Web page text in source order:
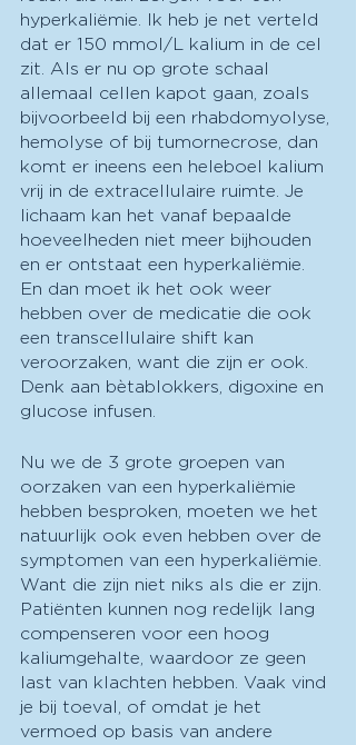
hyperkaliëmie. Ik heb je net verteld
dat er 150 mmol/L kalium in de cel
zit. Als er nu op grote schaal
allemaal cellen kapot gaan, zoals
bijvoorbeeld bij een rhabdomyolyse,
hemolyse of bij tumornecrose, dan
komt er ineens een heleboel kalium
vrij in de extracellulaire ruimte. Je
lichaam kan het vanaf bepaalde
hoeveelheden niet meer bijhouden
en er ontstaat een hyperkaliëmie.
En dan moet ik het ook weer
hebben over de medicatie die ook
een transcellulaire shift kan
veroorzaken, want die zijn er ook.
Denk aan bètablokkers, digoxine en
glucose infusen.
Nu we de 3 grote groepen van
oorzaken van een hyperkaliëmie
hebben besproken, moeten we het
natuurlijk ook even hebben over de
symptomen van een hyperkaliëmie.
Want die zijn niet niks als die er zijn.
Patiënten kunnen nog redelijk lang
compenseren voor een hoog
kaliumgehalte, waardoor ze geen
last van klachten hebben. Vaak vind
je bij toeval, of omdat je het
vermoed op basis van andere